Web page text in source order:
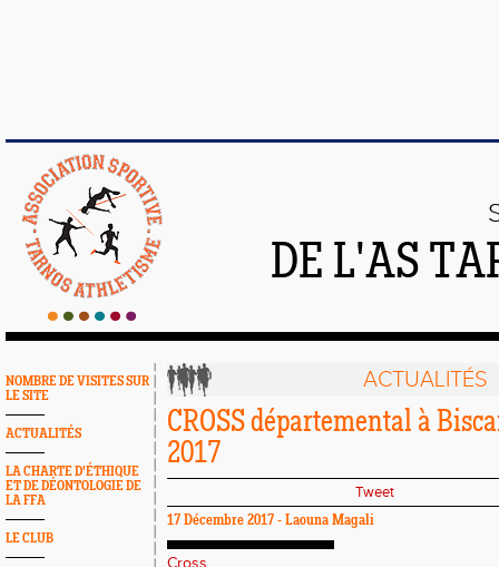
DE L'AS
NOMBRE DE VISITES SUR
LE SITE
ACTUALITÉS
LA CHARTE D'ÉTHIQUE
ET DE DÉONTOLOGIE DE
LA FFA
LE CLUB
ACTUALITÉS
CROSS départemental à
2017
Tweet
17 Décembre 2017 - Laouna Magali